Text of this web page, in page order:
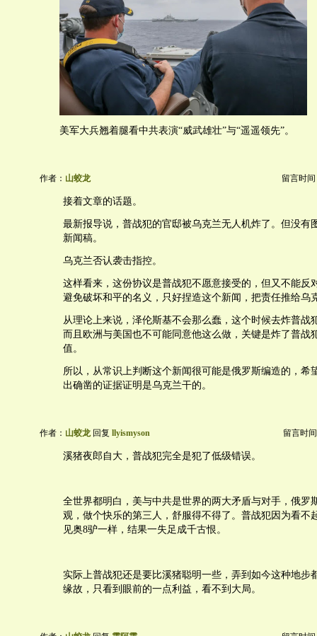
美军大兵翘着腿看中共表演“威武雄壮”与“遥遥领先”。
作者： 山蛟龙 留言时间
接着文章的话题。
最新报导说，普战犯的官邸被乌克兰无人机炸了。但没有
新闻稿。
乌克兰否认袭击指控。
这样看来，这份协议是普战犯不愿意接受的，但又不能反
避免破坏和平的名义，只好捏造这个新闻，把责任推给乌
从理论上来说，泽伦斯基不会那么蠢，这个时候去炸普战
而且欧洲与美国也不可能同意他这么做，关键是炸了普战
值。
所以，从常识上判断这个新闻很可能是俄罗斯编造的，希
出确凿的证据证明是乌克兰干的。
作者： 山蛟龙回复 llyismyson 留言时
溪猪夜郎自大，普战犯完全是犯了低级错误。
全世界都明白，美与中共是世界的两大矛盾与对手，俄罗
观，做个快乐的第三人，舒服得不得了。普战犯因为看不
见奥8驴一样，结果一失足成千古恨。
实际上普战犯还是要比溪猪聪明一些，弄到如今这种地步
缘故，只看到眼前的一点利益，看不到大局。